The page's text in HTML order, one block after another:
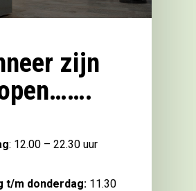
zijn
: 12.00 – 22.30 uur
t/m donderdag:11.30